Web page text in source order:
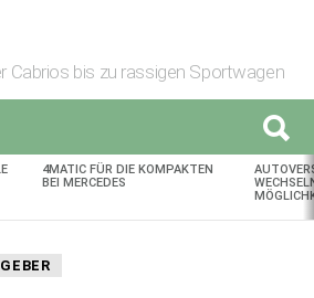
Cabrios bis zu rassigen Sportwagen
4MATIC FÜR DIE KOMPAKTEN
BEI MERCEDES